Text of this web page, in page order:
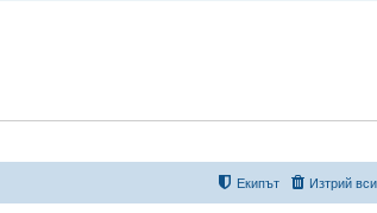
Изтрий
Екипът